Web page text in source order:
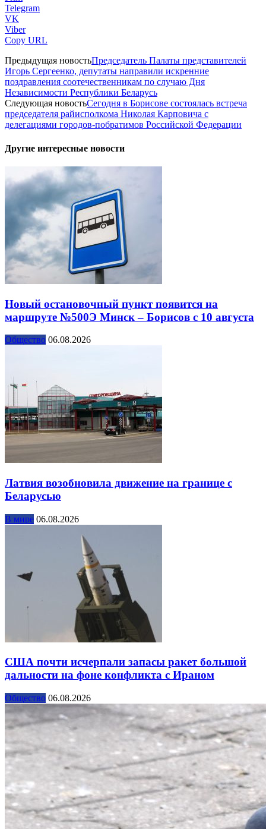
Telegram
VK
Viber
Copy URL
Предыдущая новостьПредседатель Палаты представителей
Игорь Сергеенко, депутаты направили искренние
поздравления соотечественникам по случаю Дня
Независимости Республики Беларусь
Следующая новостьСегодня в Борисове состоялась встреча
председателя райисполкома Николая Карповича с
делегациями городов-побратимов Российской Федерации
Другие интересные новости
Новый остановочный пункт появится на
маршруте №500Э Минск – Борисов с 10 августа
Общество 06.08.2026
Латвия возобновила движение на границе с
Беларусью
В мире 06.08.2026
США почти исчерпали запасы ракет большой
дальности на фоне конфликта с Ираном
Общество 06.08.2026